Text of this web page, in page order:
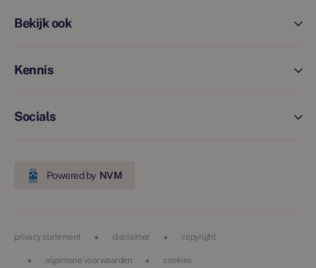
Bekijk ook
Kennis
Socials
Powered by NVM
privacy statement disclaimer copyright
algemene voorwaarden cookies